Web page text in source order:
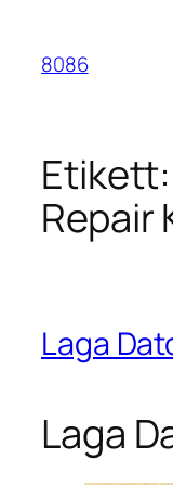
innehåll
8086
Repair
Laga
Laga